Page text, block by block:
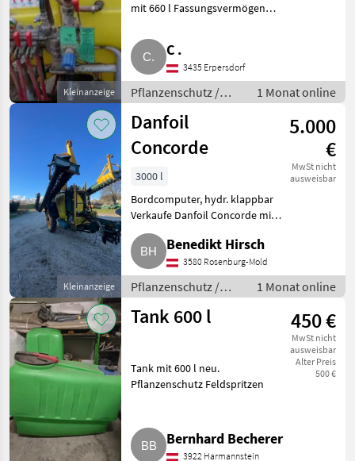
Kleinanzeige
mit 660 l Fassungsvermögen
bitte melden. Pflanzenschutz
Feldspritzen
C .
3435 Erpersdorf
Pflanzenschutz /
Feldspritzen
1 Monat online
Kleinanzeige
Danfoil
Concorde
5.000
€
MwSt nicht
ausweisbar
3000 l
Bordcomputer, hydr. klappbar
Verkaufe Danfoil Concorde mit
30 m AB. Die Spritze war länger
nicht im Einsatz und wird daher
als defekt verkauft. Ideal als
Ersatzteilsp
Benedikt Hirsch
3580 Rosenburg-Mold
Pflanzenschutz /
Feldspritzen
1 Monat online
Tank 600 l 450 €
MwSt nicht
ausweisbar
Alter Preis
500 €
Tank mit 600 l neu.
Pflanzenschutz Feldspritzen
Bernhard Becherer
3922 Harmannstein